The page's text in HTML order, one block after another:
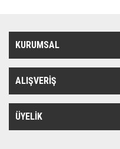
KURUMSAL
ALIŞVERİŞ
ÜYELİK